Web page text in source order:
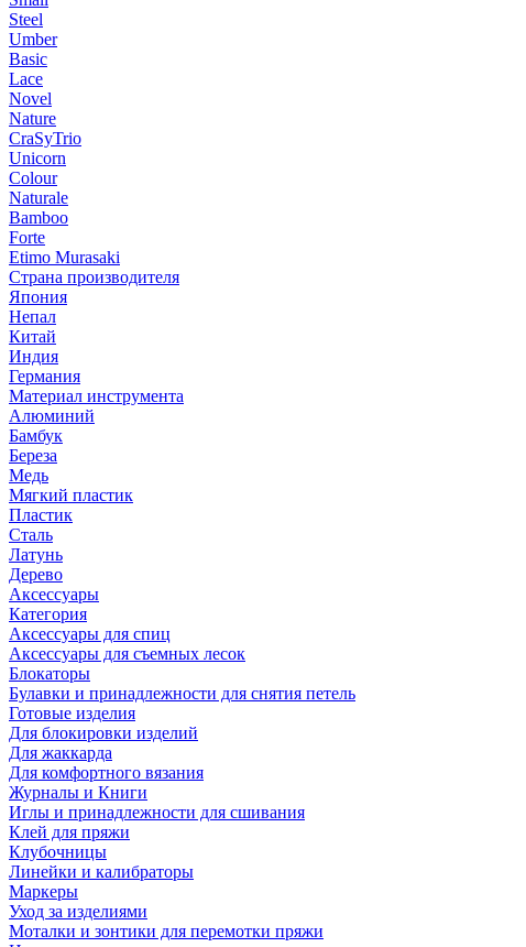
Steel
Umber
Basic
Lace
Novel
Nature
CraSyTrio
Unicorn
Colour
Naturale
Bamboo
Forte
Etimo Murasaki
Страна производителя
Япония
Непал
Китай
Индия
Германия
Материал инструмента
Алюминий
Бамбук
Береза
Медь
Мягкий пластик
Пластик
Сталь
Латунь
Дерево
Аксессуары
Категория
Аксессуары для спиц
Аксессуары для съемных лесок
Блокаторы
Булавки и принадлежности для снятия петель
Готовые изделия
Для блокировки изделий
Для жаккарда
Для комфортного вязания
Журналы и Книги
Иглы и принадлежности для сшивания
Клей для пряжи
Клубочницы
Линейки и калибраторы
Маркеры
Уход за изделиями
Моталки и зонтики для перемотки пряжи